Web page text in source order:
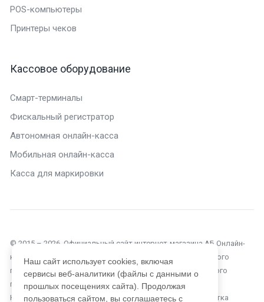
POS-компьютеры
Принтеры чеков
Кассовое оборудование
Смарт-терминалы
Фискальный регистратор
Автономная онлайн-касса
Мобильная онлайн-касса
Касса для маркировки
© 2015 – 2026. Официальный сайт интернет-магазина АБ Онлайн-
касса в Анапе. Текущий сайт является объектом авторского
права, исключительные права, на использование которого
принадлежат компании ООО «Автоматизация Бизнеса».
Копирование, размножение, распространение, перепечатка
Наш сайт использует cookies, включая
сервисы веб-аналитики (файлы с данными о
прошлых посещениях сайта). Продолжая
пользоваться сайтом, вы соглашаетесь с